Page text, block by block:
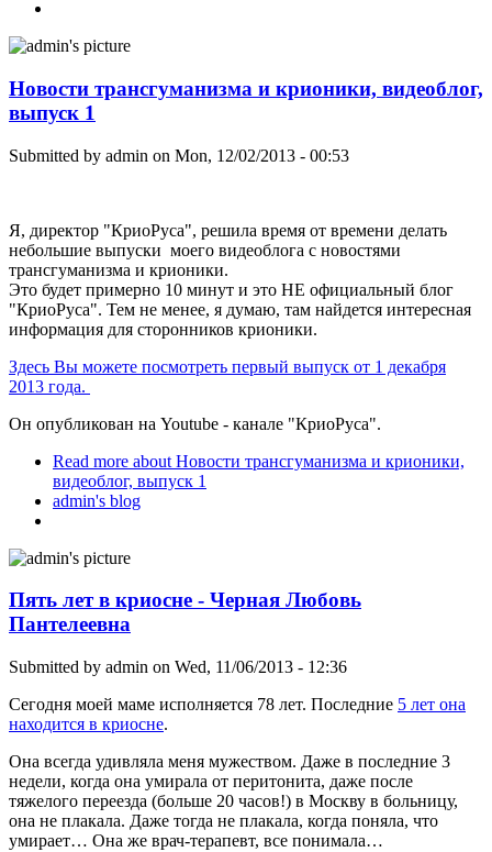
Новости трансгуманизма и крионики, видеоблог,
выпуск 1
Submitted by admin on Mon, 12/02/2013 - 00:53
Я, директор "КриоРуса", решила время от времени делать
небольшие выпуски моего видеоблога с новостями
трансгуманизма и крионики.
Это будет примерно 10 минут и это НЕ официальный блог
"КриоРуса". Тем не менее, я думаю, там найдется интересная
информация для сторонников крионики.
Здесь Вы можете посмотреть первый выпуск от 1 декабря
2013 года.
Он опубликован на Youtube - канале "КриоРуса".
Read more about Новости трансгуманизма и крионики,
видеоблог, выпуск 1
admin's blog
Пять лет в криосне - Черная Любовь
Пантелеевна
Submitted by admin on Wed, 11/06/2013 - 12:36
Сегодня моей маме исполняется 78 лет. Последние 5 лет она
находится в криосне.
Она всегда удивляла меня мужеством. Даже в последние 3
недели, когда она умирала от перитонита, даже после
тяжелого переезда (больше 20 часов!) в Москву в больницу,
она не плакала. Даже тогда не плакала, когда поняла, что
умирает… Она же врач-терапевт, все понимала…